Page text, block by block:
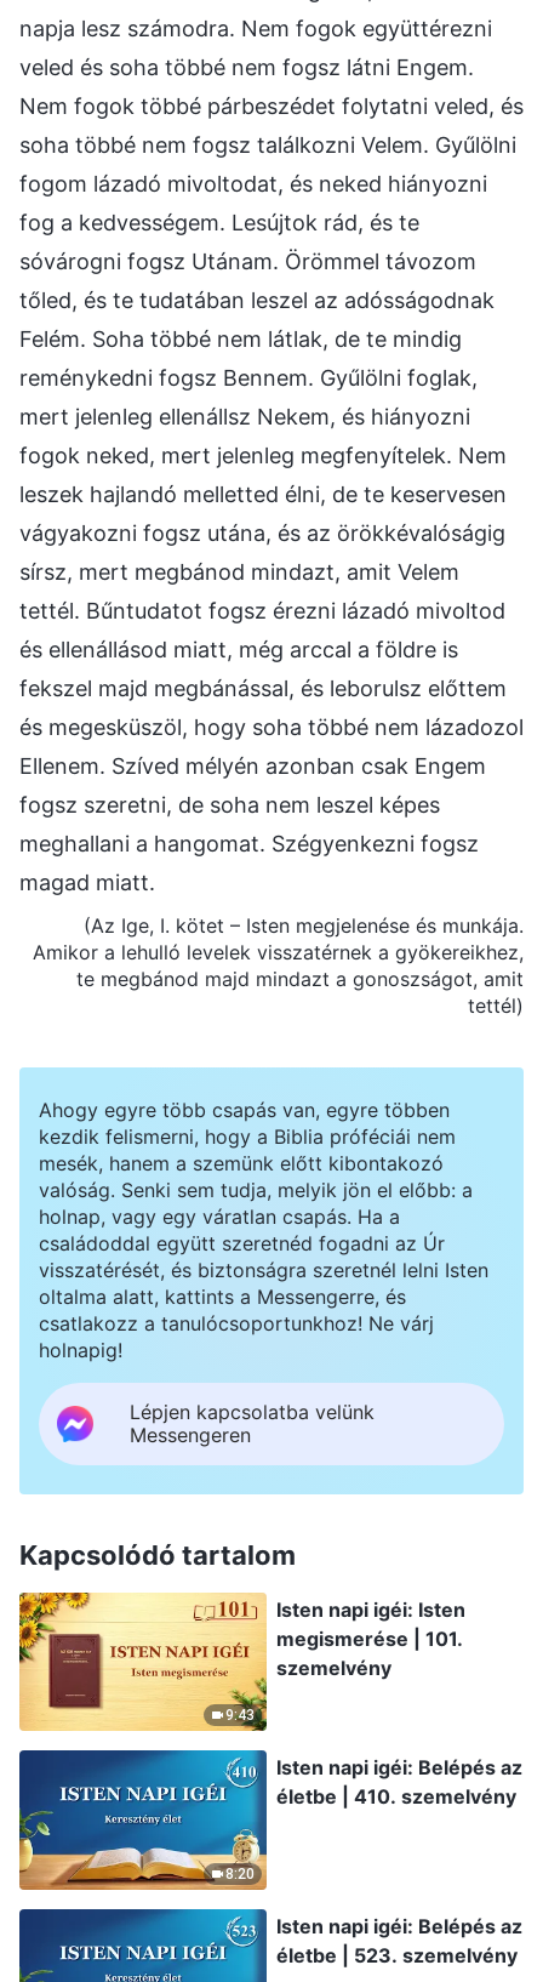
napja lesz számodra. Nem fogok együttérezni
veled és soha többé nem fogsz látni Engem.
Nem fogok többé párbeszédet folytatni veled, és
soha többé nem fogsz találkozni Velem. Gyűlölni
fogom lázadó mivoltodat, és neked hiányozni
fog a kedvességem. Lesújtok rád, és te
sóvárogni fogsz Utánam. Örömmel távozom
tőled, és te tudatában leszel az adósságodnak
Felém. Soha többé nem látlak, de te mindig
reménykedni fogsz Bennem. Gyűlölni foglak,
mert jelenleg ellenállsz Nekem, és hiányozni
fogok neked, mert jelenleg megfenyítelek. Nem
leszek hajlandó melletted élni, de te keservesen
vágyakozni fogsz utána, és az örökkévalóságig
sírsz, mert megbánod mindazt, amit Velem
tettél. Bűntudatot fogsz érezni lázadó mivoltod
és ellenállásod miatt, még arccal a földre is
fekszel majd megbánással, és leborulsz előttem
és megesküszöl, hogy soha többé nem lázadozol
Ellenem. Szíved mélyén azonban csak Engem
fogsz szeretni, de soha nem leszel képes
meghallani a hangomat. Szégyenkezni fogsz
magad miatt.
(Az Ige, I. kötet – Isten megjelenése és munkája.
Amikor a lehulló levelek visszatérnek a gyökereikhez,
te megbánod majd mindazt a gonoszságot, amit
tettél)
Ahogy egyre több csapás van, egyre többen
kezdik felismerni, hogy a Biblia próféciái nem
mesék, hanem a szemünk előtt kibontakozó
valóság. Senki sem tudja, melyik jön el előbb: a
holnap, vagy egy váratlan csapás. Ha a
családoddal együtt szeretnéd fogadni az Úr
visszatérését, és biztonságra szeretnél lelni Isten
oltalma alatt, kattints a Messengerre, és
csatlakozz a tanulócsoportunkhoz! Ne várj
holnapig!
Lépjen kapcsolatba velünk
Messengeren
Kapcsolódó tartalom
9:43
Isten napi igéi: Isten
megismerése | 101.
szemelvény
8:20
Isten napi igéi: Belépés az
életbe | 410. szemelvény
Isten napi igéi: Belépés az
életbe | 523. szemelvény